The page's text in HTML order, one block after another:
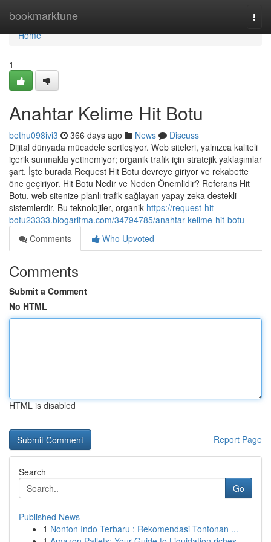
bookmarktune
Home
Home
1
Anahtar Kelime Hit Botu
bethu098ivi3 366 days ago News
Discuss
Dijital dünyada mücadele sertleşiyor. Web siteleri, yalnızca kaliteli
içerik sunmakla yetinemiyor; organik trafik için stratejik yaklaşımlar
şart. İşte burada Request Hit Botu devreye giriyor ve rekabette
öne geçiriyor. Hit Botu Nedir ve Neden Önemlidir? Referans Hit
Botu, web sitenize planlı trafik sağlayan yapay zeka destekli
sistemlerdir. Bu teknolojiler, organik https://request-hit-
botu23333.blogaritma.com/34794785/anahtar-kelime-hit-botu
Comments
Who Upvoted
Comments
Submit a Comment
No HTML
HTML is disabled
Report Page
Search
Go
Published News
1 Nonton Indo Terbaru : Rekomendasi Tontonan ...